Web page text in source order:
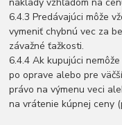
6.4.3 Predávajúci môže
vymeniť chybnú vec za
závažné ťažkosti.
6.4.4 Ak kupujúci
po oprave alebo pre
právo na výmenu veci
na vrátenie kúpnej ceny